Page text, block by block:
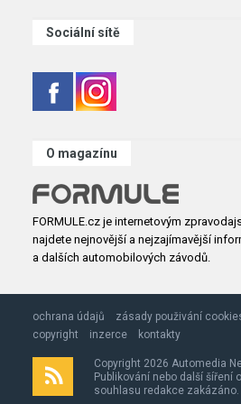
Sociální sítě
O magazínu
FORMULE.cz je internetovým
najdete nejnovější a nejzajímavější
a dalších automobilových závodů.
ochrana údajů zásady použivání
copyright
inzerce kontakty
Copyright 2026 Automedia
Publikování nebo další šíření
souhlasu redakce zakázáno.